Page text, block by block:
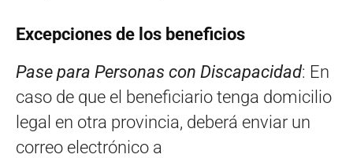
Excepciones de los beneficios
Pase para Personas con Discapacidad: En
caso de que el beneficiario tenga domicilio
legal en otra provincia, deberá enviar un
correo electrónico a